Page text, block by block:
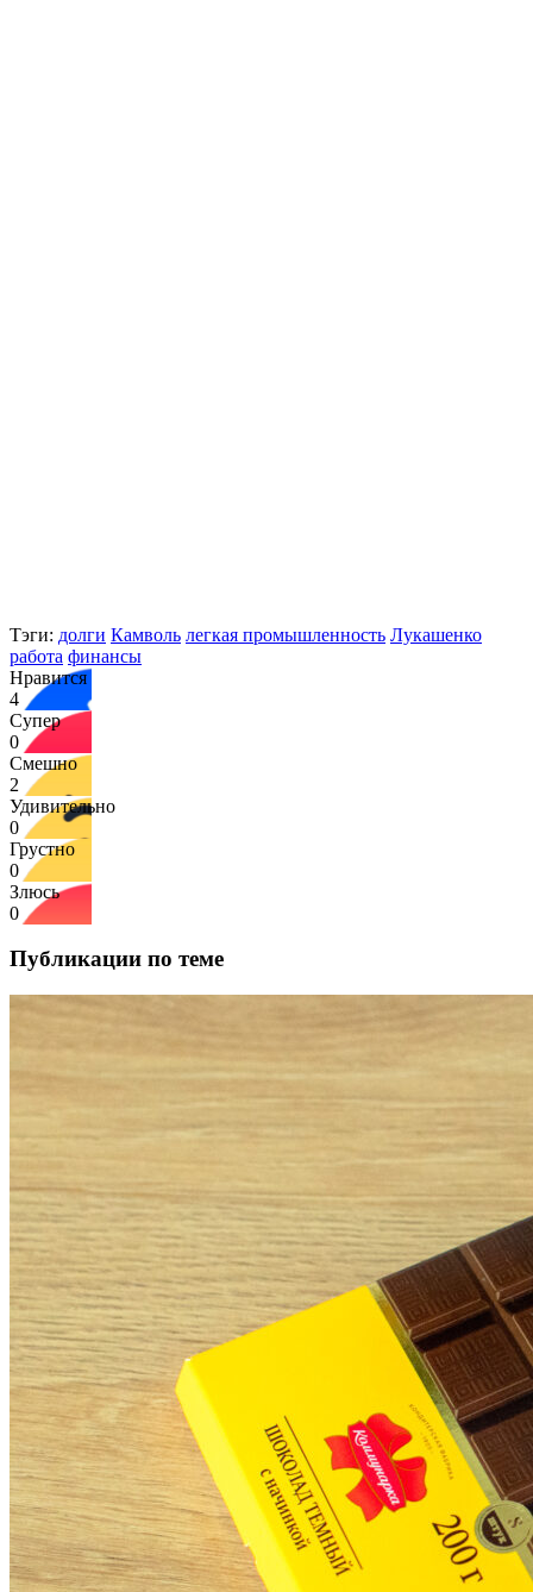
Тэги: долги Камволь легкая промышленность Лукашенко
работа финансы
Нравится
4
Супер
0
Смешно
2
Удивительно
0
Грустно
0
Злюсь
0
Публикации по теме